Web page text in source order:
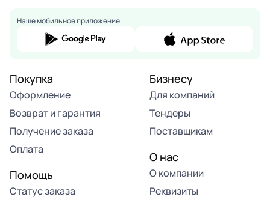
Наше мобильное приложение
Покупка
Оформление
Возврат и гарантия
Получение заказа
Оплата
Помощь
Статус заказа
Бизнесу
Для компаний
Тендеры
Поставщикам
О нас
О компании
Реквизиты